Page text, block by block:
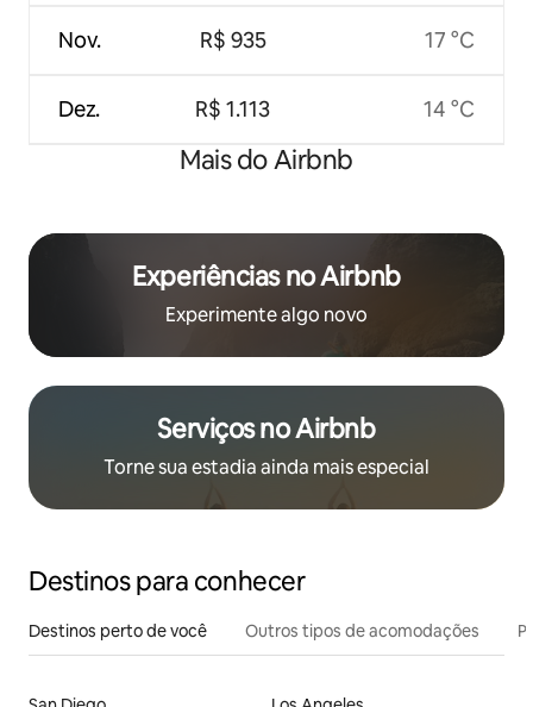
Nov.
Dez.
R$ 935
R$ 1.113
17 °C
14 °C
Mais do Airbnb
Experiências no Airbnb
Experimente algo novo
Serviços no Airbnb
Torne sua estadia ainda mais especial
Destinos para conhecer
Destinos perto de você Outros tipos de acomodações